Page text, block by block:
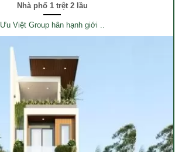
Nhà phố 1 trệt 2 lầu
Ưu Việt Group hân hạnh giới ..